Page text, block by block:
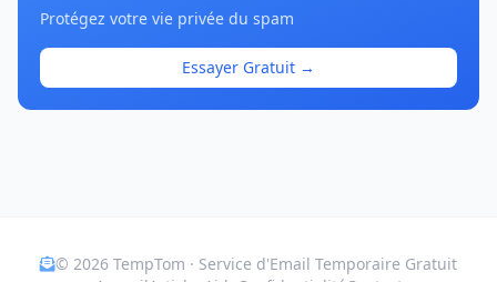
Protégez votre vie privée du spam
Essayer Gratuit →
© 2026 TempTom · Service d'Email Temporaire Gratuit